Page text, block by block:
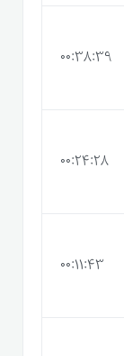
00:38:39
00:24:28
00:11:43